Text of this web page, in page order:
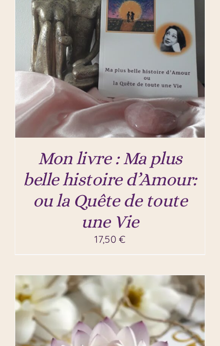
Mon livre : Ma plus
belle histoire d’Amour:
ou la Quête de toute
une Vie
17,50€